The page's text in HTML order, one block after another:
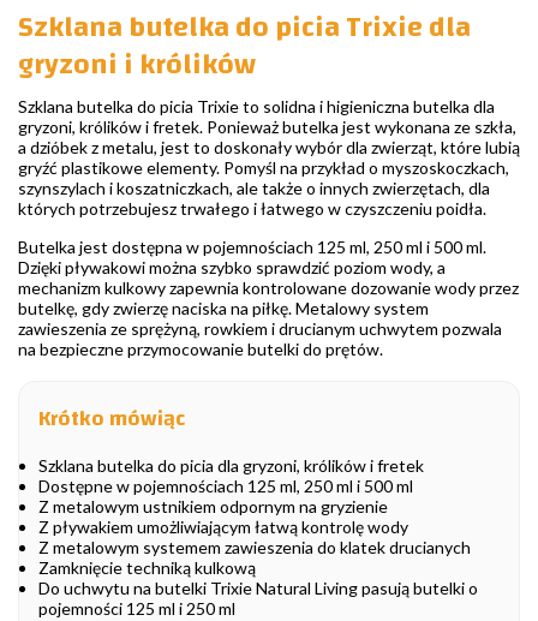
Szklana butelka do picia Trixie dla
gryzoni i królików
Szklana butelka do picia Trixie to solidna i higieniczna butelka dla
gryzoni, królików i fretek. Ponieważ butelka jest wykonana ze szkła,
a dzióbek z metalu, jest to doskonały wybór dla zwierząt, które lubią
gryźć plastikowe elementy. Pomyśl na przykład o myszoskoczkach,
szynszylach i koszatniczkach, ale także o innych zwierzętach, dla
których potrzebujesz trwałego i łatwego w czyszczeniu poidła.
Butelka jest dostępna w pojemnościach 125 ml, 250 ml i 500 ml.
Dzięki pływakowi można szybko sprawdzić poziom wody, a
mechanizm kulkowy zapewnia kontrolowane dozowanie wody przez
butelkę, gdy zwierzę naciska na piłkę. Metalowy system
zawieszenia ze sprężyną, rowkiem i drucianym uchwytem pozwala
na bezpieczne przymocowanie butelki do prętów.
Krótko mówiąc
Szklana butelka do picia dla gryzoni, królików i fretek
Dostępne w pojemnościach 125 ml, 250 ml i 500 ml
Z metalowym ustnikiem odpornym na gryzienie
Z pływakiem umożliwiającym łatwą kontrolę wody
Z metalowym systemem zawieszenia do klatek drucianych
Zamknięcie techniką kulkową
Do uchwytu na butelki Trixie Natural Living pasują butelki o
pojemności 125 ml i 250 ml